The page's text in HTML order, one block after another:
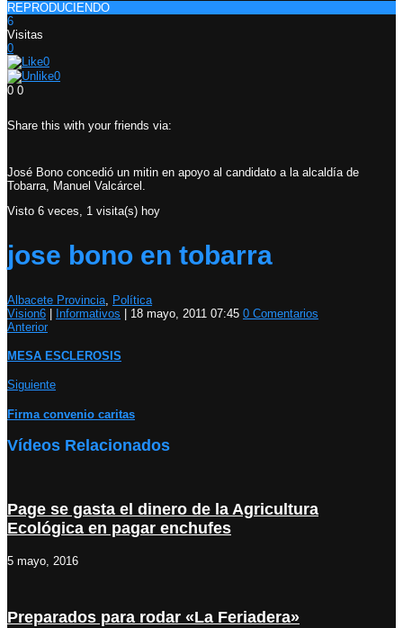
REPRODUCIENDO
6
Visitas
0
0
0
0 0
Share this with your friends via:
José Bono concedió un mitin en apoyo al candidato a la alcaldía de
Tobarra, Manuel Valcárcel.
Visto 6 veces, 1 visita(s) hoy
jose bono en tobarra
Albacete Provincia
Política
Vision6
Informativos 18 mayo, 2011 07:45 0 Comentarios
Anterior
MESA ESCLEROSIS
Siguiente
Firma convenio caritas
Vídeos Relacionados
Page se gasta el dinero de la Agricultura
Ecológica en pagar enchufes
5 mayo, 2016
Preparados para rodar «La Feriadera»